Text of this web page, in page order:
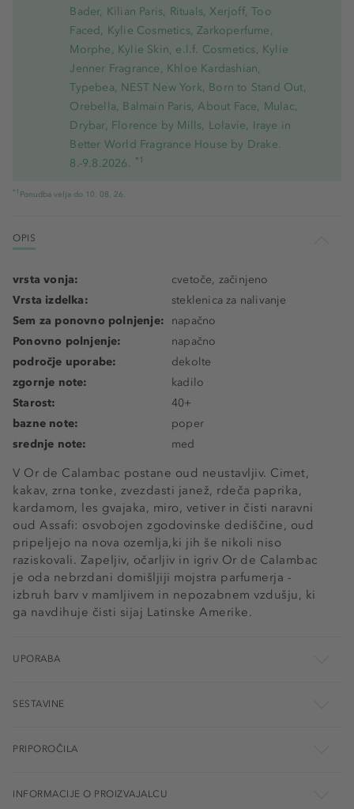
Bader, Kilian Paris, Rituals, Xerjoff, Too
Faced, Kylie Cosmetics, Zarkoperfume,
Morphe, Kylie Skin, e.l.f. Cosmetics, Kylie
Jenner Fragrance, Khloe Kardashian,
Typebea, NEST New York, Born to Stand Out,
Orebella, Balmain Paris, About Face, Mulac,
Drybar, Florence by Mills, Lolavie, Iraye in
Better World Fragrance House by Drake.
8.-9.8.2026. *1
*1 Ponudba velja do 10. 08. 26.
OPIS
V Or de Calambac postane oud neustavljiv. Cimet,
kakav, zrna tonke, zvezdasti janež, rdeča paprika,
kardamom, les gvajaka, miro, vetiver in čisti naravni
oud Assafi: osvobojen zgodovinske dediščine, oud
pripeljejo na nova ozemlja,ki jih še nikoli niso
raziskovali. Zapeljiv, očarljiv in igriv Or de Calambac
je oda nebrzdani domišljiji mojstra parfumerja -
izbruh barv v mamljivem in nepozabnem vzdušju, ki
ga navdihuje čisti sijaj Latinske Amerike.
vrsta vonja:
cvetoče, začinjeno
Vrsta izdelka:
steklenica za nalivanje
Sem za ponovno polnjenje:
napačno
Ponovno polnjenje:
napačno
področje uporabe:
dekolte
zgornje note:
kadilo
Starost:
40+
bazne note:
poper
srednje note:
med
UPORABA
SESTAVINE
PRIPOROČILA
INFORMACIJE O PROIZVAJALCU